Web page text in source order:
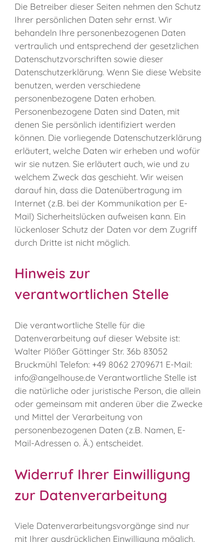
Die Betreiber dieser Seiten nehmen den Schutz
Ihrer persönlichen Daten sehr ernst. Wir
behandeln Ihre personenbezogenen Daten
vertraulich und entsprechend der gesetzlichen
Datenschutzvorschriften sowie dieser
Datenschutzerklärung. Wenn Sie diese Website
benutzen, werden verschiedene
personenbezogene Daten erhoben.
Personenbezogene Daten sind Daten, mit
denen Sie persönlich identifiziert werden
können. Die vorliegende Datenschutzerklärung
erläutert, welche Daten wir erheben und wofür
wir sie nutzen. Sie erläutert auch, wie und zu
welchem Zweck das geschieht. Wir weisen
darauf hin, dass die Datenübertragung im
Internet (z.B. bei der Kommunikation per E-
Mail) Sicherheitslücken aufweisen kann. Ein
lückenloser Schutz der Daten vor dem Zugriff
durch Dritte ist nicht möglich.
Hinweis zur
verantwortlichen Stelle
Die verantwortliche Stelle für die
Datenverarbeitung auf dieser Website ist:
Walter Plößer Göttinger Str. 36b 83052
Bruckmühl Telefon: +49 8062 2709671 E-Mail:
info@angelhouse.de Verantwortliche Stelle ist
die natürliche oder juristische Person, die allein
oder gemeinsam mit anderen über die Zwecke
und Mittel der Verarbeitung von
personenbezogenen Daten (z.B. Namen, E-
Mail-Adressen o. Ä.) entscheidet.
Widerruf Ihrer Einwilligung
zur Datenverarbeitung
Viele Datenverarbeitungsvorgänge sind nur
mit Ihrer ausdrücklichen Einwilligung möglich.